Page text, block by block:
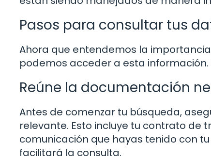
Pasos para consultar tus
Ahora que entendemos la
podemos acceder a esta
Reúne la documentación
Antes de comenzar tu búsqueda,
relevante. Esto incluye tu contrato de
comunicación que hayas tenido con
facilitará la consulta.